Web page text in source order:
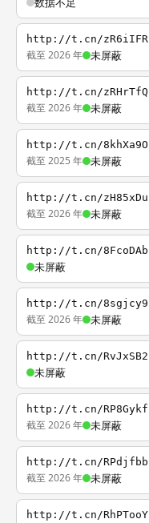
http://t.cn/zR6iIFR
截至 2026 年 未屏蔽
http://t.cn/zRHrTfQ
截至 2026 年 未屏蔽
http://t.cn/8khXa9O
截至 2025 年 未屏蔽
http://t.cn/zH85xDu
截至 2026 年 未屏蔽
http://t.cn/8FcoDAb
未屏蔽
http://t.cn/8sgjcy9
截至 2026 年 未屏蔽
http://t.cn/RvJxSB2
未屏蔽
http://t.cn/RP8Gykf
截至 2026 年 未屏蔽
http://t.cn/RPdjfbb
截至 2026 年 未屏蔽
http://t.cn/RhPTooY